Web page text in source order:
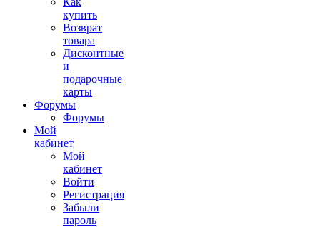
купить
Возврат
товара
Дисконтные
и
подарочные
карты
Форумы
Форумы
Мой
кабинет
Мой
кабинет
Войти
Регистрация
Забыли
пароль